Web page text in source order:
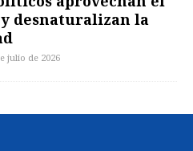
desnaturalizan la
julio de 2026